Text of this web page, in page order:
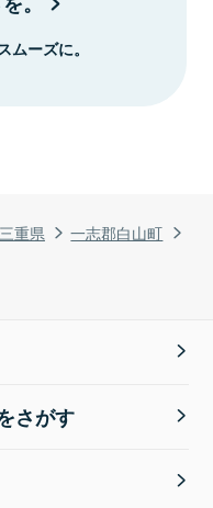
三重県
一志郡白山町
ーズに。
さがす